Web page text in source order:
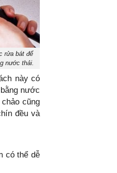
rửa bát để
nước thải.
này có
nước
cũng
đều và
có thể dễ